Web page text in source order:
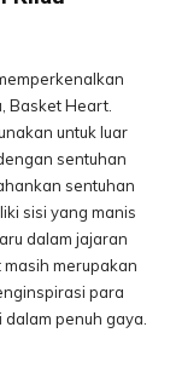
Basket Heart.
untuk luar
sentuhan
sentuhan
sisi yang manis
dalam jajaran
merupakan
para
penuh gaya.